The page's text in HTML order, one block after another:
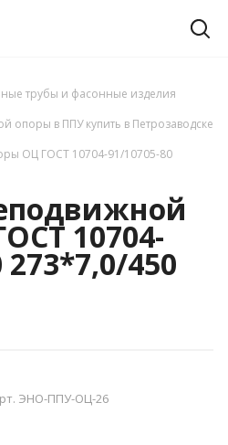
трубы и фасонные изделия
опоры в ППУ купить в Петрозаводске
ОЦ ГОСТ 10704-91/10705-80
10704-
273*7,0/450
ЭНО-ППУ-ОЦ-26